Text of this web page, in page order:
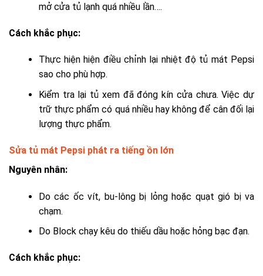
mở cửa tủ lạnh quá nhiều lần….
Cách khắc phục:
Thực hiện hiện điều chỉnh lại nhiệt độ tủ mát Pepsi
sao cho phù hợp.
Kiểm tra lại tủ xem đã đóng kín cửa chưa. Việc dự
trữ thực phẩm có quá nhiều hay không để cân đối lại
lượng thực phẩm.
Sửa tủ mát Pepsi phát ra tiếng ồn lớn
Nguyên nhân:
Do các ốc vít, bu-lông bị lỏng hoặc quạt gió bị va
chạm.
Do Block chạy kêu do thiếu dầu hoặc hỏng bạc đạn.
Cách khắc phục: